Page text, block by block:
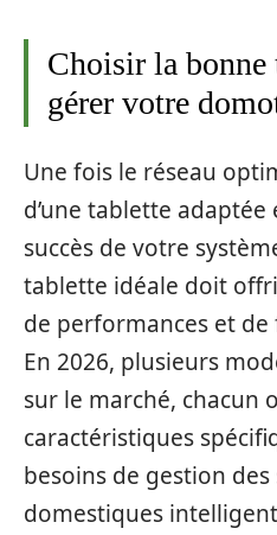
Choisir la bonne
gérer votre
Une fois le réseau
d’une tablette
succès de votre
tablette idéale doit
de performances et de
En 2026, plusieurs
sur le marché, chacun
caractéristiques
besoins de gestion des
domestiques